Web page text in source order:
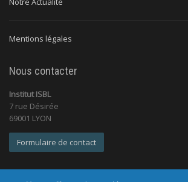
Mentions légales
Nous contacter
Institut ISBL
7 rue Désirée
69001 LYON
Formulaire de contact